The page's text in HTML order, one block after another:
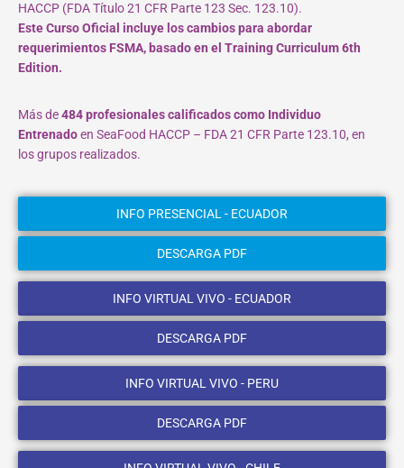
HACCP (FDA Título 21 CFR Parte 123 Sec. 123.10).
Este Curso Oficial incluye los cambios para abordar
requerimientos FSMA, basado en el Training Curriculum 6th
Edition.
Más de484 profesionales calificados como Individuo
Entrenadoen SeaFood HACCP – FDA 21 CFR Parte 123.10, en
los grupos realizados.
INFO PRESENCIAL - ECUADOR
DESCARGA PDF
INFO VIRTUAL VIVO - ECUADOR
DESCARGA PDF
INFO VIRTUAL VIVO - PERU
DESCARGA PDF